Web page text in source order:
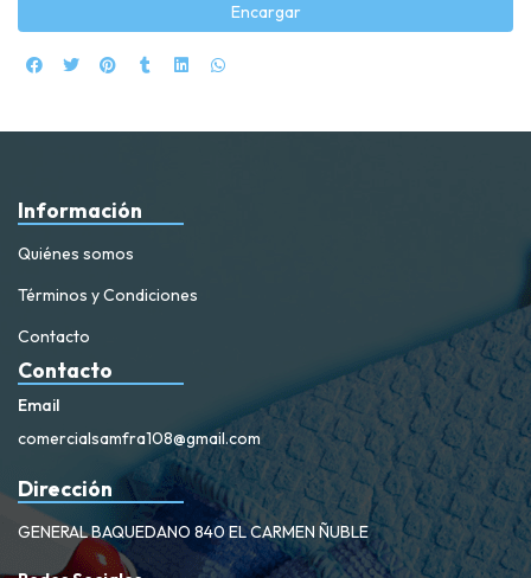
Encargar
Información
Quiénes somos
Términos y Condiciones
Contacto
Contacto
Email
comercialsamfra108@gmail.com
Dirección
GENERAL BAQUEDANO 840 EL CARMEN ÑUBLE